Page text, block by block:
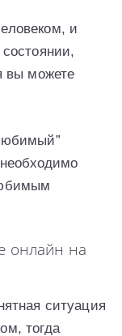
и
вы можете
онлайн на
ситуация
тогда